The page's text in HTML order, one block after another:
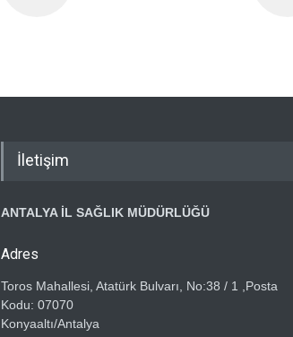
İletişim
ANTALYA İL SAĞLIK MÜDÜRLÜĞÜ
Adres
Toros Mahallesi, Atatürk Bulvarı, No:38 / 1 ,Posta
Kodu: 07070
Konyaaltı/Antalya